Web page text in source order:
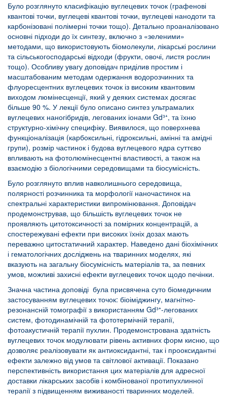
Було розглянуто класифікацію вуглецевих точок (графенові
квантові точки, вуглецеві квантові точки, вуглецеві нанодоти та
карбонізовані полімерні точки тощо). Детально проаналізовано
основні підходи до їх синтезу, включно з «зеленими»
методами, що використовують біомолекули, лікарські рослини
та сільськогосподарські відходи (фрукти, овочі, листя рослин
тощо). Особливу увагу доповідач приділив простим і
масштабованим методам одержання водорозчинних та
флуоресцентних вуглецевих точок із високим квантовим
виходом люмінесценції, який у деяких системах досягає
більше 90 %. У лекції було описано синтез ультрамалих
вуглецевих наногібридів, легованих іонами Gd³⁺, та їхню
структурно-хімічну специфіку. Виявилося, що поверхнева
функціоналізація (карбоксильні, гідроксильні, амінні та амідні
групи), розмір частинок і будова вуглецевого ядра суттєво
впливають на фотолюмінесцентні властивості, а також на
взаємодію з біологічними середовищами та біосумісність.
Було розглянуто вплив навколишнього середовища,
полярності розчинника та морфології наночастинок на
спектральні характеристики випромінювання. Доповідач
продемонстрував, що більшість вуглецевих точок не
проявляють цитотоксичності за помірних концентрацій, а
спостережувані ефекти при високих їхніх дозах мають
переважно цитостатичний характер. Наведено дані біохімічних
і гематологічних досліджень на тваринних моделях, які
вказують на загальну біосумісність матеріалів та, за певних
умов, можливі захисні ефекти вуглецевих точок щодо печінки.
Значна частина доповіді була присвячена суто біомедичним
застосуванням вуглецевих точок: біоіміджингу, магнітно-
резонансній томографії з використанням Gd³⁺-легованих
систем, фотодинамічній та фототермічній терапії,
фотоакустичній терапії пухлин. Продемонстрована здатність
вуглецевих точок модулювати рівень активних форм кисню, що
дозволяє реалізовувати як антиоксидантні, так і прооксидантні
ефекти залежно від умов та світлової активації. Показано
перспективність використання цих матеріалів для адресної
доставки лікарських засобів і комбінованої протипухлинної
терапії з підвищенням виживаності тваринних моделей.